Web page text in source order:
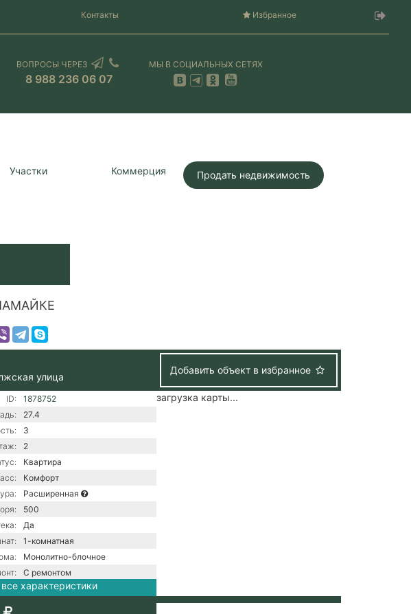
Контакты Избранное
ВОПРОСЫ ЧЕРЕЗ
8 988 236 06 07
МЫ В СОЦИАЛЬНЫХ СЕТЯХ
Участки Коммерция Продать недвижимость
улица
Добавить объект в избранное
ID:
1878752
27.4
3
2
Квартира
Комфорт
Расширенная
500
Да
1-комнатная
Монолитно-блочное
С ремонтом
Газ / Газовый котел /
характеристики
загрузка карты...